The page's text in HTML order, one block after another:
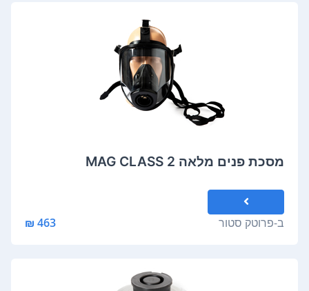
מסכת פנים מלאה MAG CLASS 2
ב-פרוטק סטור 463 ₪